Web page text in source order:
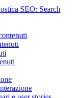
SEO: Search